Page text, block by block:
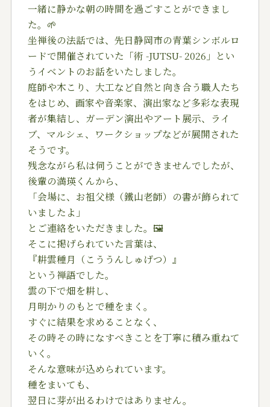
一緒に静かな朝の時間を過ごすことができまし
た。🌱
坐禅後の法話では、先日静岡市の青葉シンボルロ
ードで開催されていた「術 -JUTSU- 2026」とい
うイベントのお話をいたしました。
庭師や木こり、大工など自然と向き合う職人たち
をはじめ、画家や音楽家、演出家など多彩な表現
者が集結し、ガーデン演出やアート展示、ライ
ブ、マルシェ、ワークショップなどが展開された
そうです。
残念ながら私は伺うことができませんでしたが、
後輩の満瑛くんから、
「会場に、お祖父様（鐵山老師）の書が飾られて
いましたよ」
とご連絡をいただきました。🖼️
そこに掲げられていた言葉は、
『耕雲種月（こううんしゅげつ）』
という禅語でした。
雲の下で畑を耕し、
月明かりのもとで種をまく。
すぐに結果を求めることなく、
その時その時になすべきことを丁寧に積み重ねて
いく。
そんな意味が込められています。
種をまいても、
翌日に芽が出るわけではありません。